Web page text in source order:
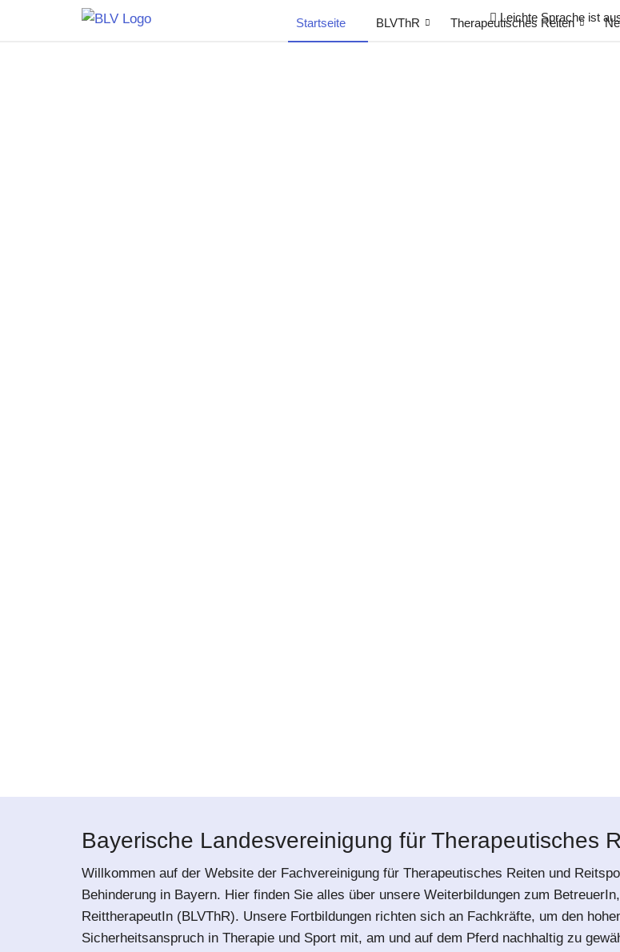
Leichte Sprache ist
Startseite BLVThR Therapeutisches Reiten
Bayerische Landesvereinigung für Therapeutisches
Willkommen auf der Website der Fachvereinigung für Therapeutisches Reiten und
Behinderung in Bayern. Hier finden Sie alles über unsere Weiterbildungen zum
ReittherapeutIn (BLVThR). Unsere Fortbildungen richten sich an Fachkräfte, um den
Sicherheitsanspruch in Therapie und Sport mit, am und auf dem Pferd nachhaltig zu